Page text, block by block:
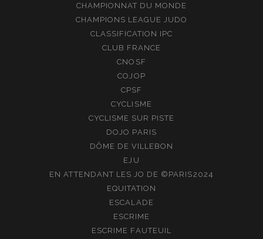
CHAMPIONNAT DU MONDE
CHAMPIONS LEAGUE JUDO
CLASSIFICATION IPC
CLUB FRANCE
CNOSF
COJOP
CPSF
CYCLISME
CYCLISME SUR PISTE
DOJO PARIS
DÔME DE VILLEBON
EJU
EN ATTENDANT LES JO DE ©PARIS2024
EQUITATION
ESCALADE
ESCRIME
ESCRIME FAUTEUIL